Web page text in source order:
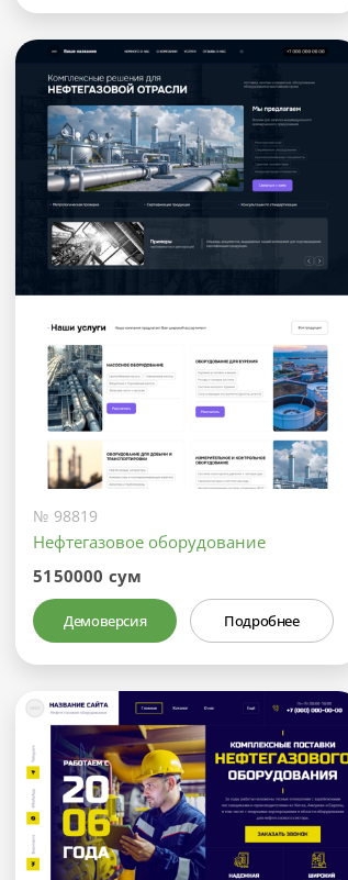
№ 98819
Нефтегазовое оборудование
5150000 сум
Демоверсия Подробнее